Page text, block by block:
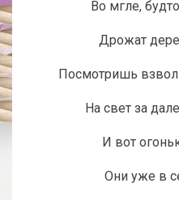
Во мгле,
Дрожат
Посмотришь
На свет за
И вот
Они уже в